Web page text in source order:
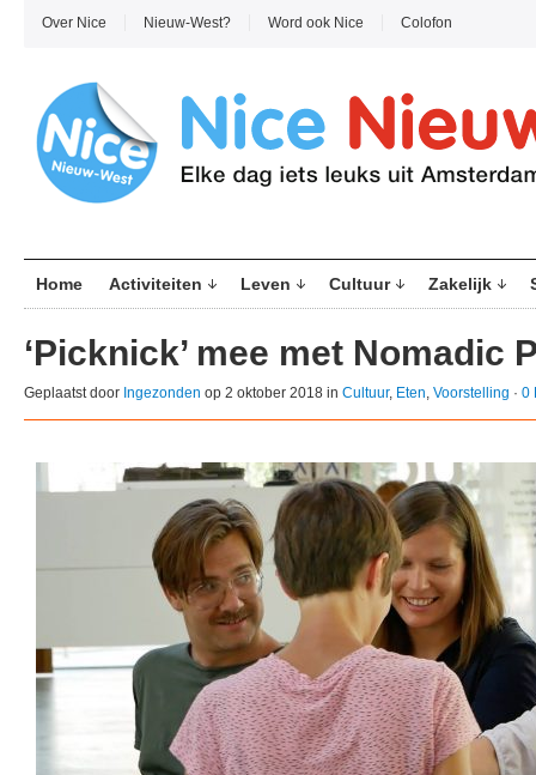
Over Nice Nieuw-West? Word ook Nice Colofon
Home Activiteiten Leven Cultuur Zakelijk
‘Picknick’ mee met Nomadic
Geplaatst door Ingezonden op 2 oktober 2018 in Cultuur, Eten, Voorstelling · 0